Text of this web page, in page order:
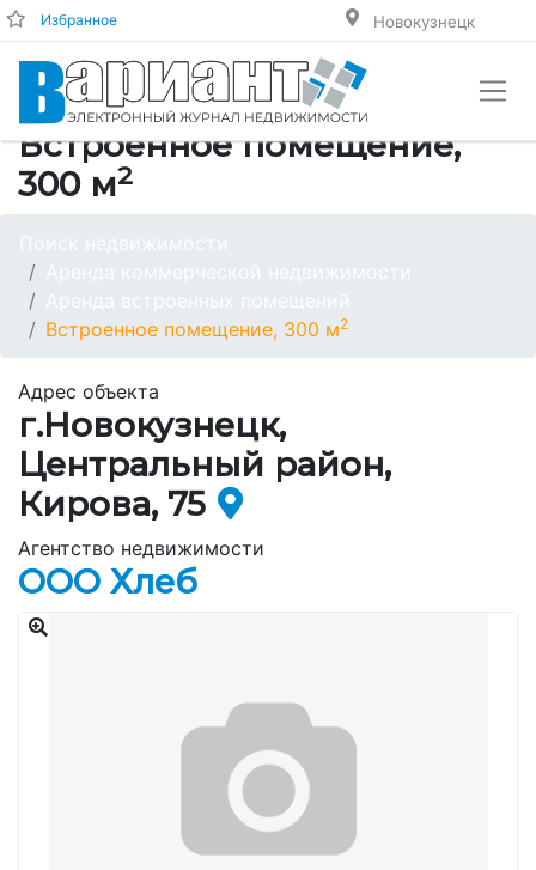
Избранное Новокузнецк
Встроенное помещение,
300 м2
Встроенное помещение, 300 м2
Адрес объекта
г.Новокузнецк,
Центральный район,
Кирова, 75
Агентство недвижимости
ООО Хлеб